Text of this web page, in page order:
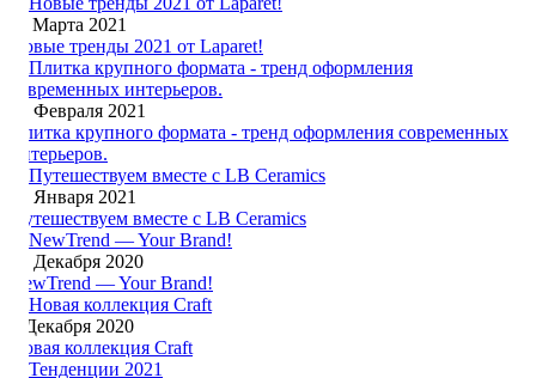
11 Марта 2021
Новые тренды 2021 от Laparet!
12 Февраля 2021
Плитка крупного формата - тренд оформления современных
интерьеров.
15 Января 2021
Путешествуем вместе с LB Ceramics
25 Декабря 2020
NewTrend — Your Brand!
6 Декабря 2020
Новая коллекция Craft